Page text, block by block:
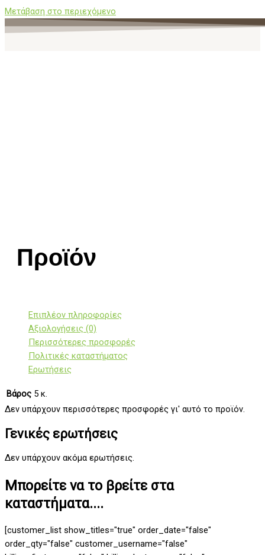
Μετάβαση στο περιεχόμενο
Προϊόν
Επιπλέον πληροφορίες
Αξιολογήσεις (0)
Περισσότερες προσφορές
Πολιτικές καταστήματος
Ερωτήσεις
Βάρος 5 κ.
Δεν υπάρχουν περισσότερες προσφορές γι' αυτό το προϊόν.
Γενικές ερωτήσεις
Δεν υπάρχουν ακόμα ερωτήσεις.
Μπορείτε να το βρείτε στα
καταστήματα....
[customer_list show_titles="true" order_date="false"
order_qty="false" customer_username="false"